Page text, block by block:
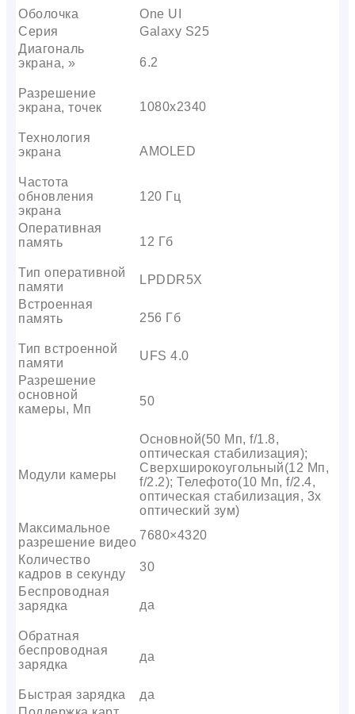
Оболочка
One UI
Серия
Galaxy S25
Диагональ
экрана, »
6.2
Разрешение
экрана, точек
1080х2340
Технология
экрана
AMOLED
Частота
обновления
экрана
120 Гц
Оперативная
память
12 Гб
Тип оперативной
памяти
LPDDR5X
Встроенная
память
256 Гб
Тип встроенной
памяти
UFS 4.0
Разрешение
основной
камеры, Мп
50
Модули камеры
Основной(50 Мп, f/1.8,
оптическая стабилизация);
Сверхширокоугольный(12 Мп,
f/2.2); Телефото(10 Мп, f/2.4,
оптическая стабилизация, 3x
оптический зум)
Максимальное
разрешение видео
7680×4320
Количество
кадров в секунду
30
Беспроводная
зарядка
да
Обратная
беспроводная
зарядка
да
Быстрая зарядка
да